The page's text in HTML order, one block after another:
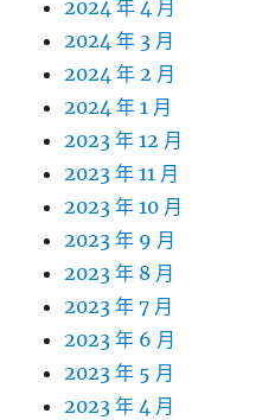
2024 年 4 月
2024 年 3 月
2024 年 2 月
2024 年 1 月
2023 年 12 月
2023 年 11 月
2023 年 10 月
2023 年 9 月
2023 年 8 月
2023 年 7 月
2023 年 6 月
2023 年 5 月
2023 年 4 月